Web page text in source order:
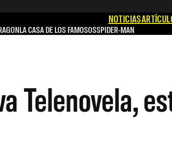
NOTICIAS
LA CASA DE LOS FAMOSOSSPIDER-MAN
Telenovela,